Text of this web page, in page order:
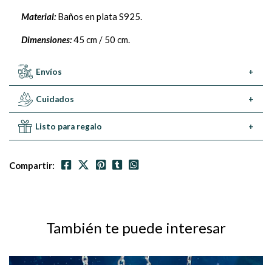
Material:Baños en plata S925.
Dimensiones:45 cm / 50 cm.
Envíos +
Cuidados +
Listo para regalo +
Compartir:
También te puede interesar